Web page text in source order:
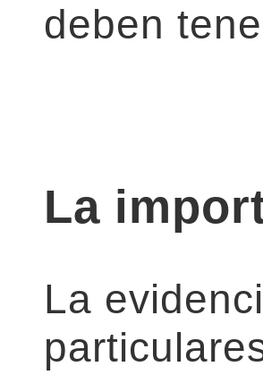
deben
La
La